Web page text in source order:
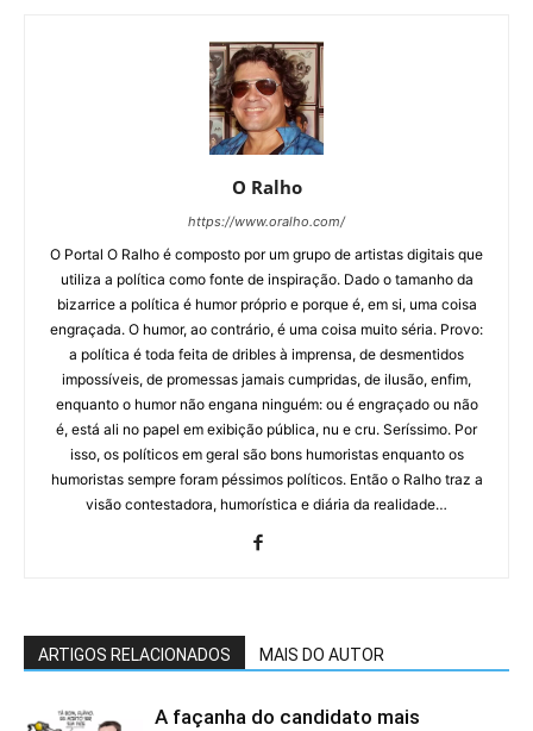
O Ralho
https://www.oralho.com/
O Portal O Ralho é composto por um grupo de artistas digitais que
utiliza a política como fonte de inspiração. Dado o tamanho da
bizarrice a política é humor próprio e porque é, em si, uma coisa
engraçada. O humor, ao contrário, é uma coisa muito séria. Provo:
a política é toda feita de dribles à imprensa, de desmentidos
impossíveis, de promessas jamais cumpridas, de ilusão, enfim,
enquanto o humor não engana ninguém: ou é engraçado ou não
é, está ali no papel em exibição pública, nu e cru. Seríssimo. Por
isso, os políticos em geral são bons humoristas enquanto os
humoristas sempre foram péssimos políticos. Então o Ralho traz a
visão contestadora, humorística e diária da realidade…
ARTIGOS RELACIONADOS MAIS DO AUTOR
A façanha do candidato mais